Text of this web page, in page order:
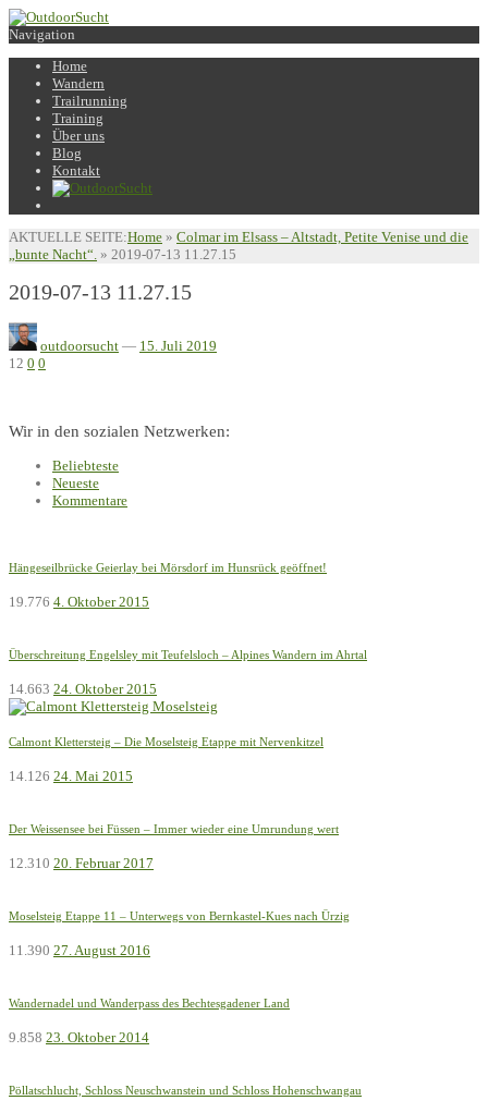
Navigation
Home
Wandern
Trailrunning
Training
Über uns
Blog
Kontakt
AKTUELLE SEITE:Home » Colmar im Elsass – Altstadt, Petite Venise und die
„bunte Nacht“. » 2019-07-13 11.27.15
2019-07-13 11.27.15
outdoorsucht — 15. Juli 2019
12 0 0
Wir in den sozialen Netzwerken:
Beliebteste
Neueste
Kommentare
Hängeseilbrücke Geierlay bei Mörsdorf im Hunsrück geöffnet!
19.776 4. Oktober 2015
Überschreitung Engelsley mit Teufelsloch – Alpines Wandern im Ahrtal
14.663 24. Oktober 2015
Calmont Klettersteig – Die Moselsteig Etappe mit Nervenkitzel
14.126 24. Mai 2015
Der Weissensee bei Füssen – Immer wieder eine Umrundung wert
12.310 20. Februar 2017
Moselsteig Etappe 11 – Unterwegs von Bernkastel-Kues nach Ürzig
11.390 27. August 2016
Wandernadel und Wanderpass des Bechtesgadener Land
9.858 23. Oktober 2014
Pöllatschlucht, Schloss Neuschwanstein und Schloss Hohenschwangau